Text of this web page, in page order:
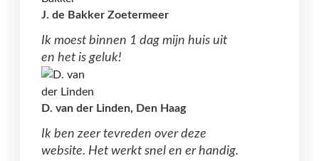
J. de Bakker Zoetermeer
Ik moest binnen 1 dag mijn huis uit
en het is geluk!
D. van der Linden, Den Haag
Ik ben zeer tevreden over deze
website. Het werkt snel en er handig.